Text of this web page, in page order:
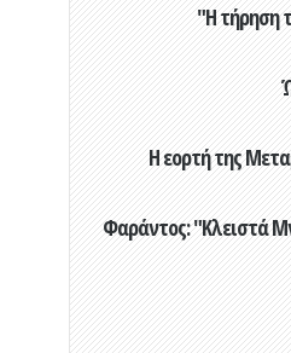
"Η τήρηση
Η εορτή της
Φαράντος: "Κλειστά